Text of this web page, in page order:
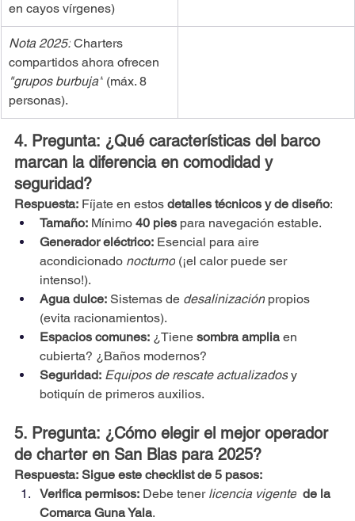
en cayos vírgenes)
Nota 2025: Charters
compartidos ahora ofrecen
"grupos burbuja" (máx. 8
personas).
4. Pregunta: ¿Qué características del barco
marcan la diferencia en comodidad y
seguridad?
Respuesta: Fíjate en estos detalles técnicos y de diseño:
Tamaño: Mínimo 40 pies para navegación estable.
Generador eléctrico: Esencial para aire
acondicionado nocturno (¡el calor puede ser
intenso!).
Agua dulce: Sistemas de desalinización propios
(evita racionamientos).
Espacios comunes: ¿Tiene sombra amplia en
cubierta? ¿Baños modernos?
Seguridad: Equipos de rescate actualizados y
botiquín de primeros auxilios.
5. Pregunta: ¿Cómo elegir el mejor operador
de charter en San Blas para 2025?
Respuesta: Sigue este checklist de 5 pasos:
Verifica permisos: Debe tener licencia vigente de la
Comarca Guna Yala.